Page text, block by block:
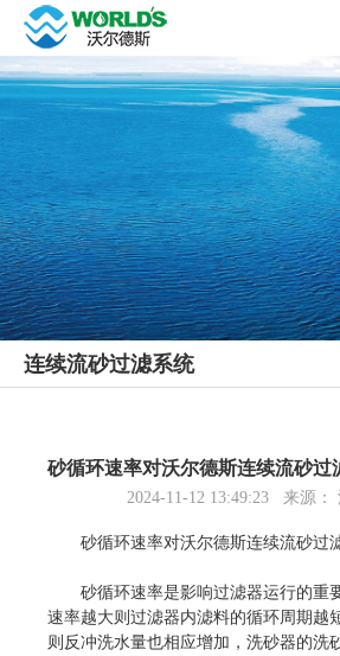
连续流砂过滤系统
砂循环速率对沃尔德斯连续流砂过
2024-11-12 13:49:23 来源：
砂循环速率对沃尔德斯连续流砂过
砂循环速率是影响过滤器运行的重
速率越大则过滤器内滤料的循环周期越
则反冲洗水量也相应增加，洗砂器的洗